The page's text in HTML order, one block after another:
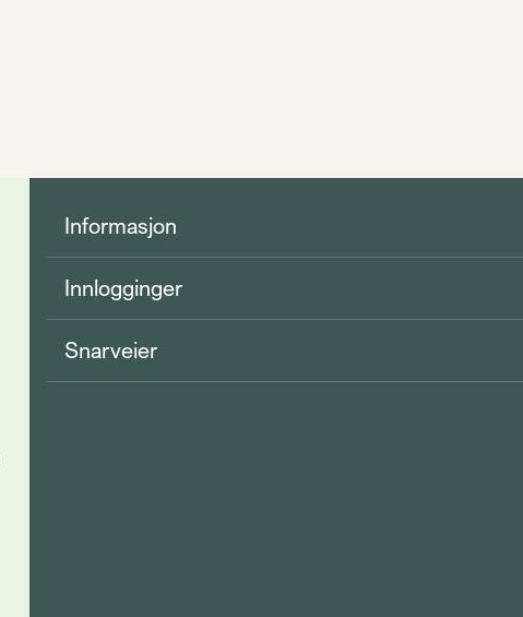
Informasjon
Innlogginger
Snarveier